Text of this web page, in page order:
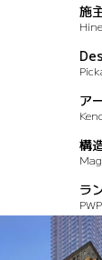
施
ア
構
ラ